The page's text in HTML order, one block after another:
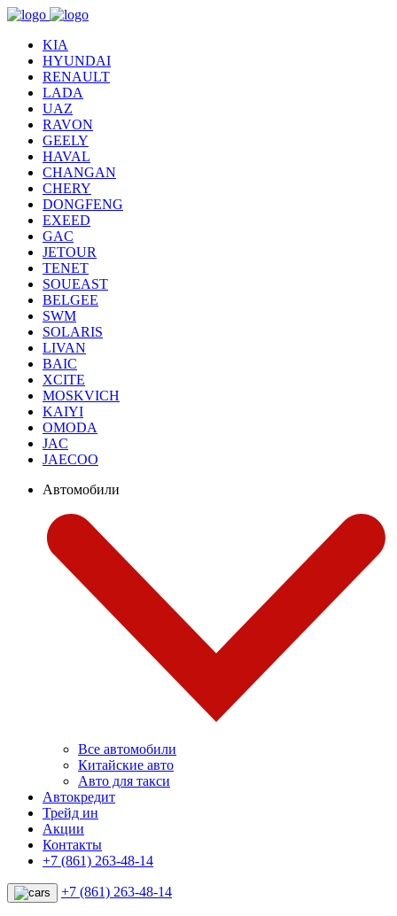
KIA
HYUNDAI
RENAULT
LADA
UAZ
RAVON
GEELY
HAVAL
CHANGAN
CHERY
DONGFENG
EXEED
GAC
JETOUR
TENET
SOUEAST
BELGEE
SWM
SOLARIS
LIVAN
BAIC
XCITE
MOSKVICH
KAIYI
OMODA
JAC
JAECOO
Автомобили
Все автомобили
Китайские авто
Авто для такси
Автокредит
Трейд ин
Акции
Контакты
+7 (861) 263-48-14
+7 (861) 263-48-14